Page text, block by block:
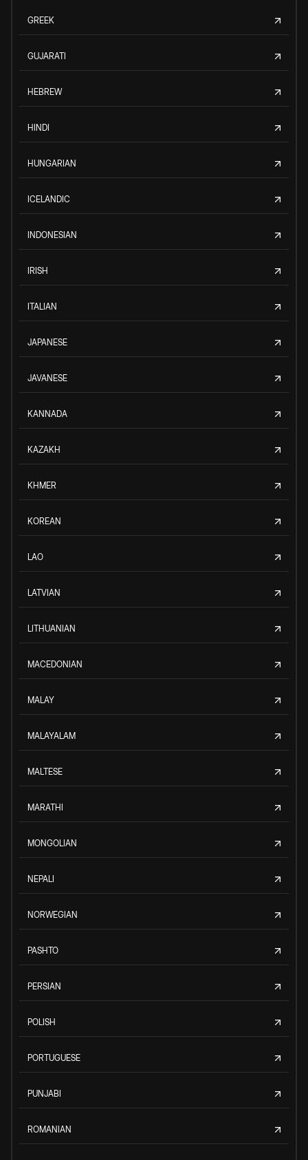
GREEK
GUJARATI
HEBREW
HINDI
HUNGARIAN
ICELANDIC
INDONESIAN
IRISH
ITALIAN
JAPANESE
JAVANESE
KANNADA
KAZAKH
KHMER
KOREAN
LAO
LATVIAN
LITHUANIAN
MACEDONIAN
MALAY
MALAYALAM
MALTESE
MARATHI
MONGOLIAN
NEPALI
NORWEGIAN
PASHTO
PERSIAN
POLISH
PORTUGUESE
PUNJABI
ROMANIAN